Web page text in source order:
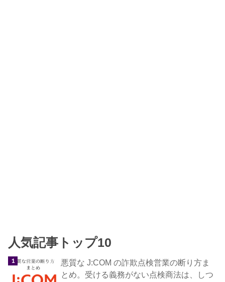
人気記事トップ10
悪質な J:COM の詐欺点検営業の断り方ま
とめ。受ける義務がない点検商法は、しつ